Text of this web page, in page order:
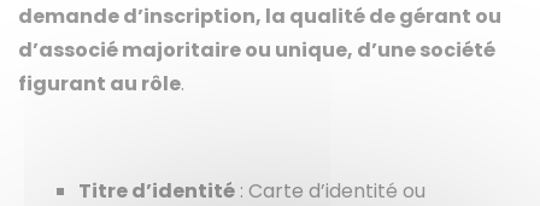
demande d’inscription, la qualité de gérant ou
d’associé majoritaire ou unique, d’une société
figurant au rôle.
Titre d’identité : Carte d’identité ou